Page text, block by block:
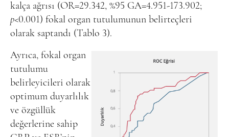
kalça ağrısı (OR=29.342, %95 GA=4.951-173.902;
p<0.001) fokal organ tutulumunun belirteçleri
olarak saptandı (Tablo 3).
Ayrıca, fokal organ
tutulumu
belirleyicileri olarak
optimum duyarlılık
ve özgüllük
değerlerine sahip